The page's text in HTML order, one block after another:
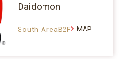
Daidomon
South AreaB2F MAP